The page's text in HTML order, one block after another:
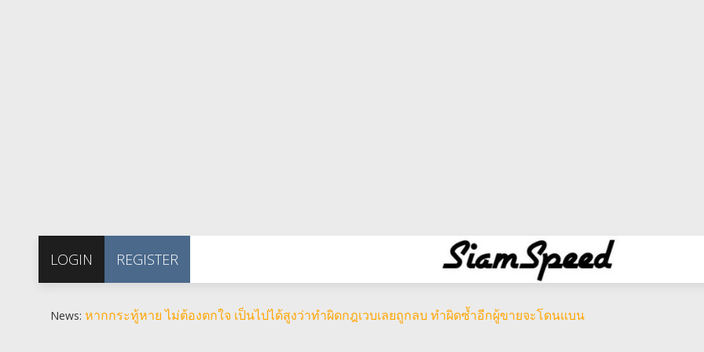
LOGIN REGISTER
News: หากกระทู้หาย ไม่ต้องตกใจ เป็นไปได้สูงว่าทำผิดกฎเวบเลยถูกลบ ทำผิดซ้ำอีกผู้ขายจะโดนแบน